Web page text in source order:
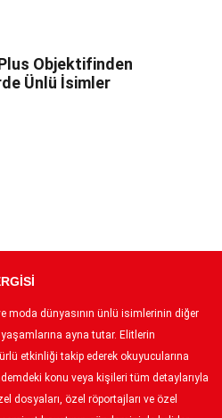
Objektifinden
Ünlü İsimler
moda dünyasının ünlü isimlerinin diğer
ayna tutar. Elitlerin
etkinliği takip ederek okuyucularına
konu veya kişileri tüm detaylarıyla
dosyaları, özel röportajları ve özel